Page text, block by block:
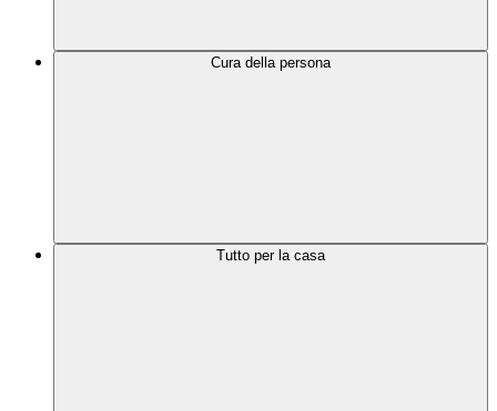
Cura della persona
Tutto per la casa